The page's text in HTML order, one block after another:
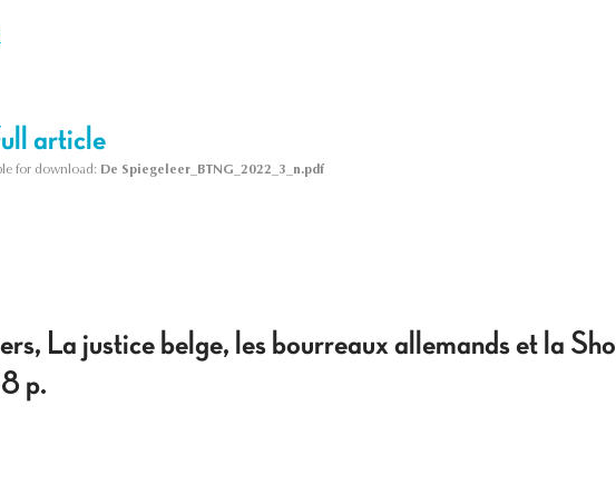
article
for download: De Spiegeleer_BTNG_2022_3_n.pdf
La justice belge, les bourreaux allemands et la
p.